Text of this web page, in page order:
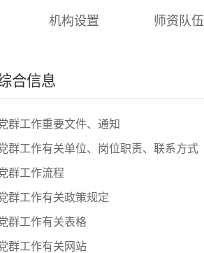
机构设置 师资队伍
合信息
群工作重要文件、通知
群工作有关单位、岗位职责、联系方式
群工作流程
群工作有关政策规定
群工作有关表格
群工作有关网站